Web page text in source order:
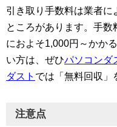
引き取り手数料は業者に
ところがあります。手
におよそ1,000円～かか
い方は、ぜひパソコンダ
ダスト では「無料回収」
注意点